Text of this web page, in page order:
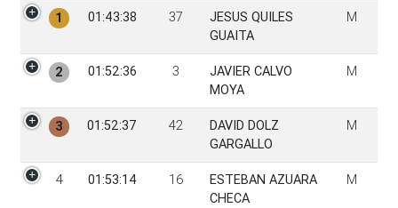
PGen
Tiempo Dorsal Participante Sexo
1 01:43:38 37
JESUS QUILES
GUAITA
M
2 01:52:36 3
JAVIER CALVO
MOYA
M
3 01:52:37 42
DAVID DOLZ
GARGALLO
M
4 01:53:14 16
ESTEBAN AZUARA
CHECA
M